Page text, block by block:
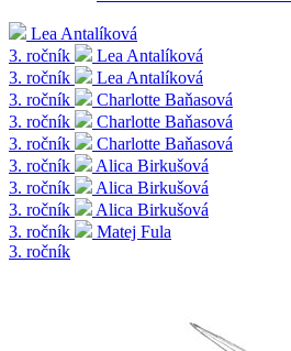
Lea Antalíková
3. ročník
Lea Antalíková
3. ročník
Lea Antalíková
3. ročník
Charlotte Baňasová
3. ročník
Charlotte Baňasová
3. ročník
Charlotte Baňasová
3. ročník
Alica Birkušová
3. ročník
Alica Birkušová
3. ročník
Alica Birkušová
3. ročník
Matej Fula
3. ročník